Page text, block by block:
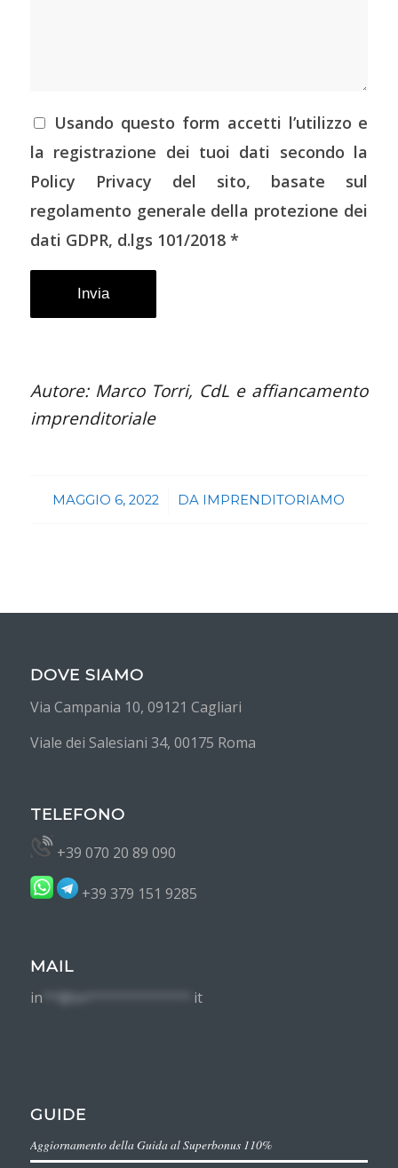
Usando questo form accetti l’utilizzo e
la registrazione dei tuoi dati secondo la
Policy Privacy del sito, basate sul
regolamento generale della protezione dei
dati GDPR, d.lgs 101/2018 *
Autore: Marco Torri, CdL e affiancamento
imprenditoriale
MAGGIO 6, 2022
/ DA IMPRENDITORIAMO
DOVE SIAMO
Via Campania 10, 09121 Cagliari
Viale dei Salesiani 34, 00175 Roma
TELEFONO
+39 070 20 89 090
+39 379 151 9285
MAIL
in it
GUIDE
Aggiornamento della Guida al Superbonus 110%